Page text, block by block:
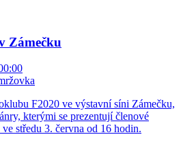
Zámečku
F2020 ve výstavní síni Zámečku,
kterými se prezentují členové
středu 3. června od 16 hodin.